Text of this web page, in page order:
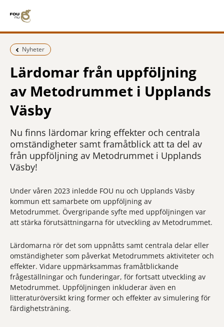
Föregående sida:
Nyheter
Lärdomar från uppföljning
av Metodrummet i Upplands
Väsby
Nu finns lärdomar kring effekter och centrala
omständigheter samt framåtblick att ta del av
från uppföljning av Metodrummet i Upplands
Väsby!
Under våren 2023 inledde FOU nu och Upplands Väsby
kommun ett samarbete om uppföljning av
Metodrummet. Övergripande syfte med uppföljningen var
att stärka förutsättningarna för utveckling av Metodrummet.
Lärdomarna rör det som uppnåtts samt centrala delar eller
omständigheter som påverkat Metodrummets aktiviteter och
effekter. Vidare uppmärksammas framåtblickande
frågeställningar och funderingar, för fortsatt utveckling av
Metodrummet. Uppföljningen inkluderar även en
litteraturöversikt kring former och effekter av simulering för
färdighetsträning.